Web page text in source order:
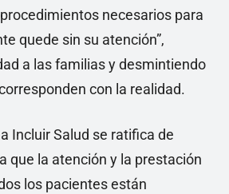
necesarios para
quede sin su atención”,
a las familias y desmintiendo
con la realidad.
Incluir Salud se ratifica de
que la atención y la prestación
los pacientes están